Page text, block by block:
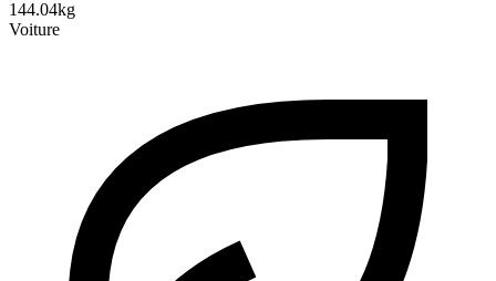
144.04kg
Voiture